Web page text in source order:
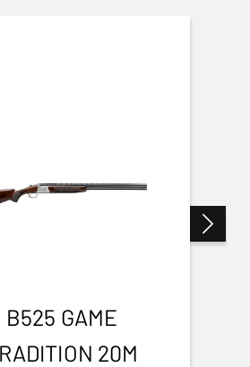
B525 GAME
20M